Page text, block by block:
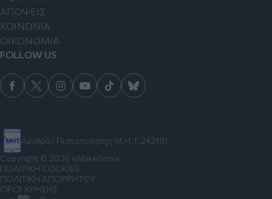
Αριθμός Πιστοποίησης Μ.Η.Τ.242191
ΑΠΟΨΕΙΣ
ΚΟΙΝΩΝΙΑ
ΟΙΚΟΝΟΜΙΑ
FOLLOW US
Copyright © 2026 eMakedonia
ΠΟΛΙΤΙΚΗ COOKIES
ΠΟΛΙΤΙΚΗ ΑΠΟΡΡΗΤΟΥ
ΟΡΟΙ ΧΡΗΣΗΣ